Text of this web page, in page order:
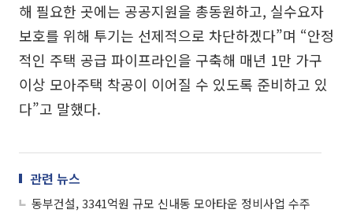
해 필요한 곳에는 공공지원을 총동원하고, 실수요자
보호를 위해 투기는 선제적으로 차단하겠다”며 “안정
적인 주택 공급 파이프라인을 구축해 매년 1만 가구
이상 모아주택 착공이 이어질 수 있도록 준비하고 있
다”고 말했다.
관련 뉴스
동부건설, 3341억원 규모 신내동 모아타운 정비사업 수주